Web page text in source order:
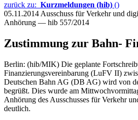
zurück zu: Kurzmeldungen (hib) ()
05.11.2014 Ausschuss für Verkehr und
Anhörung — hib 557/2014
Zustimmung zur Bahn-
Berlin: (hib/MIK) Die geplante
Finanzierungsvereinbarung (LuFV II)
Deutschen Bahn AG (DB AG) wird von
begrüßt. Dies wurde am
Anhörung des Ausschusses für Verkehr
deutlich.